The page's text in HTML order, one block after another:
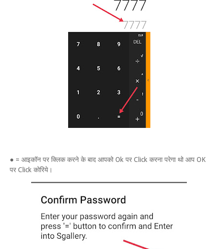
● = आइकॉन पर क्लिक करने के बाद आपको Ok पर Click करना परेगा थो आप OK
पर Click कोरिये।